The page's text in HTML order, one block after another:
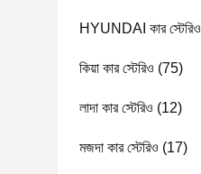
HYUNDAI কার স্টেরিও
কিয়া কার স্টেরিও (75)
লাদা কার স্টেরিও (12)
মজদা কার স্টেরিও (17)